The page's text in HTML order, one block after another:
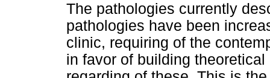
The pathologies currently
pathologies have been
clinic, requiring of the
in favor of building